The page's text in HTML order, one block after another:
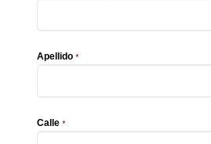
Apellido*
Calle*